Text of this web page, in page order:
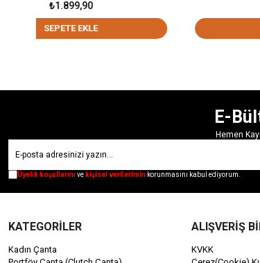
SEPETE EKLE
E-
Hemen
Üyelik koşullarınıve kişisel verilerimin korunmasını kabul ediyorum.
KATEGORİLER
Kadın Çanta
ALIŞVERİŞ
KVKK